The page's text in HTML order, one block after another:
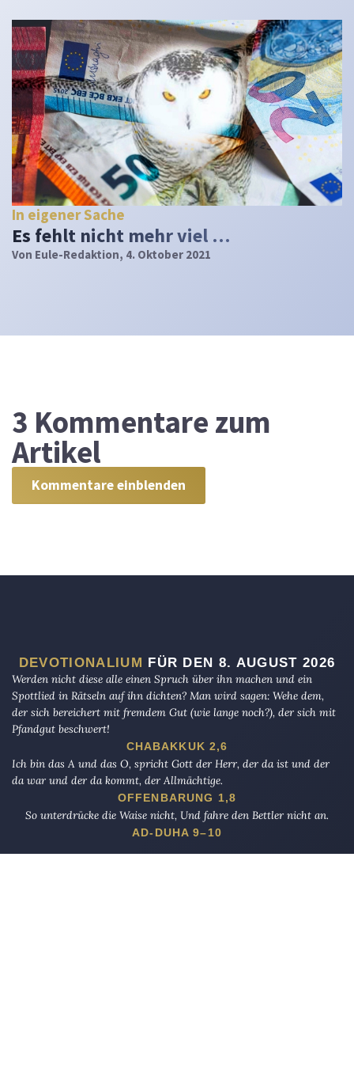
In eigener Sache
Es fehlt nicht mehr viel …
Von Eule-Redaktion, 4. Oktober 2021
3 Kommentare zum
Artikel
Kommentare einblenden
DEVOTIONALIUM FÜR DEN 8. AUGUST 2026
Werden nicht diese alle einen Spruch über ihn machen und ein
Spottlied in Rätseln auf ihn dichten? Man wird sagen: Wehe dem,
der sich bereichert mit fremdem Gut (wie lange noch?), der sich mit
Pfandgut beschwert!
CHABAKKUK 2,6
Ich bin das A und das O, spricht Gott der Herr, der da ist und der
da war und der da kommt, der Allmächtige.
OFFENBARUNG 1,8
So unterdrücke die Waise nicht, Und fahre den Bettler nicht an.
AD-DUHA 9–10